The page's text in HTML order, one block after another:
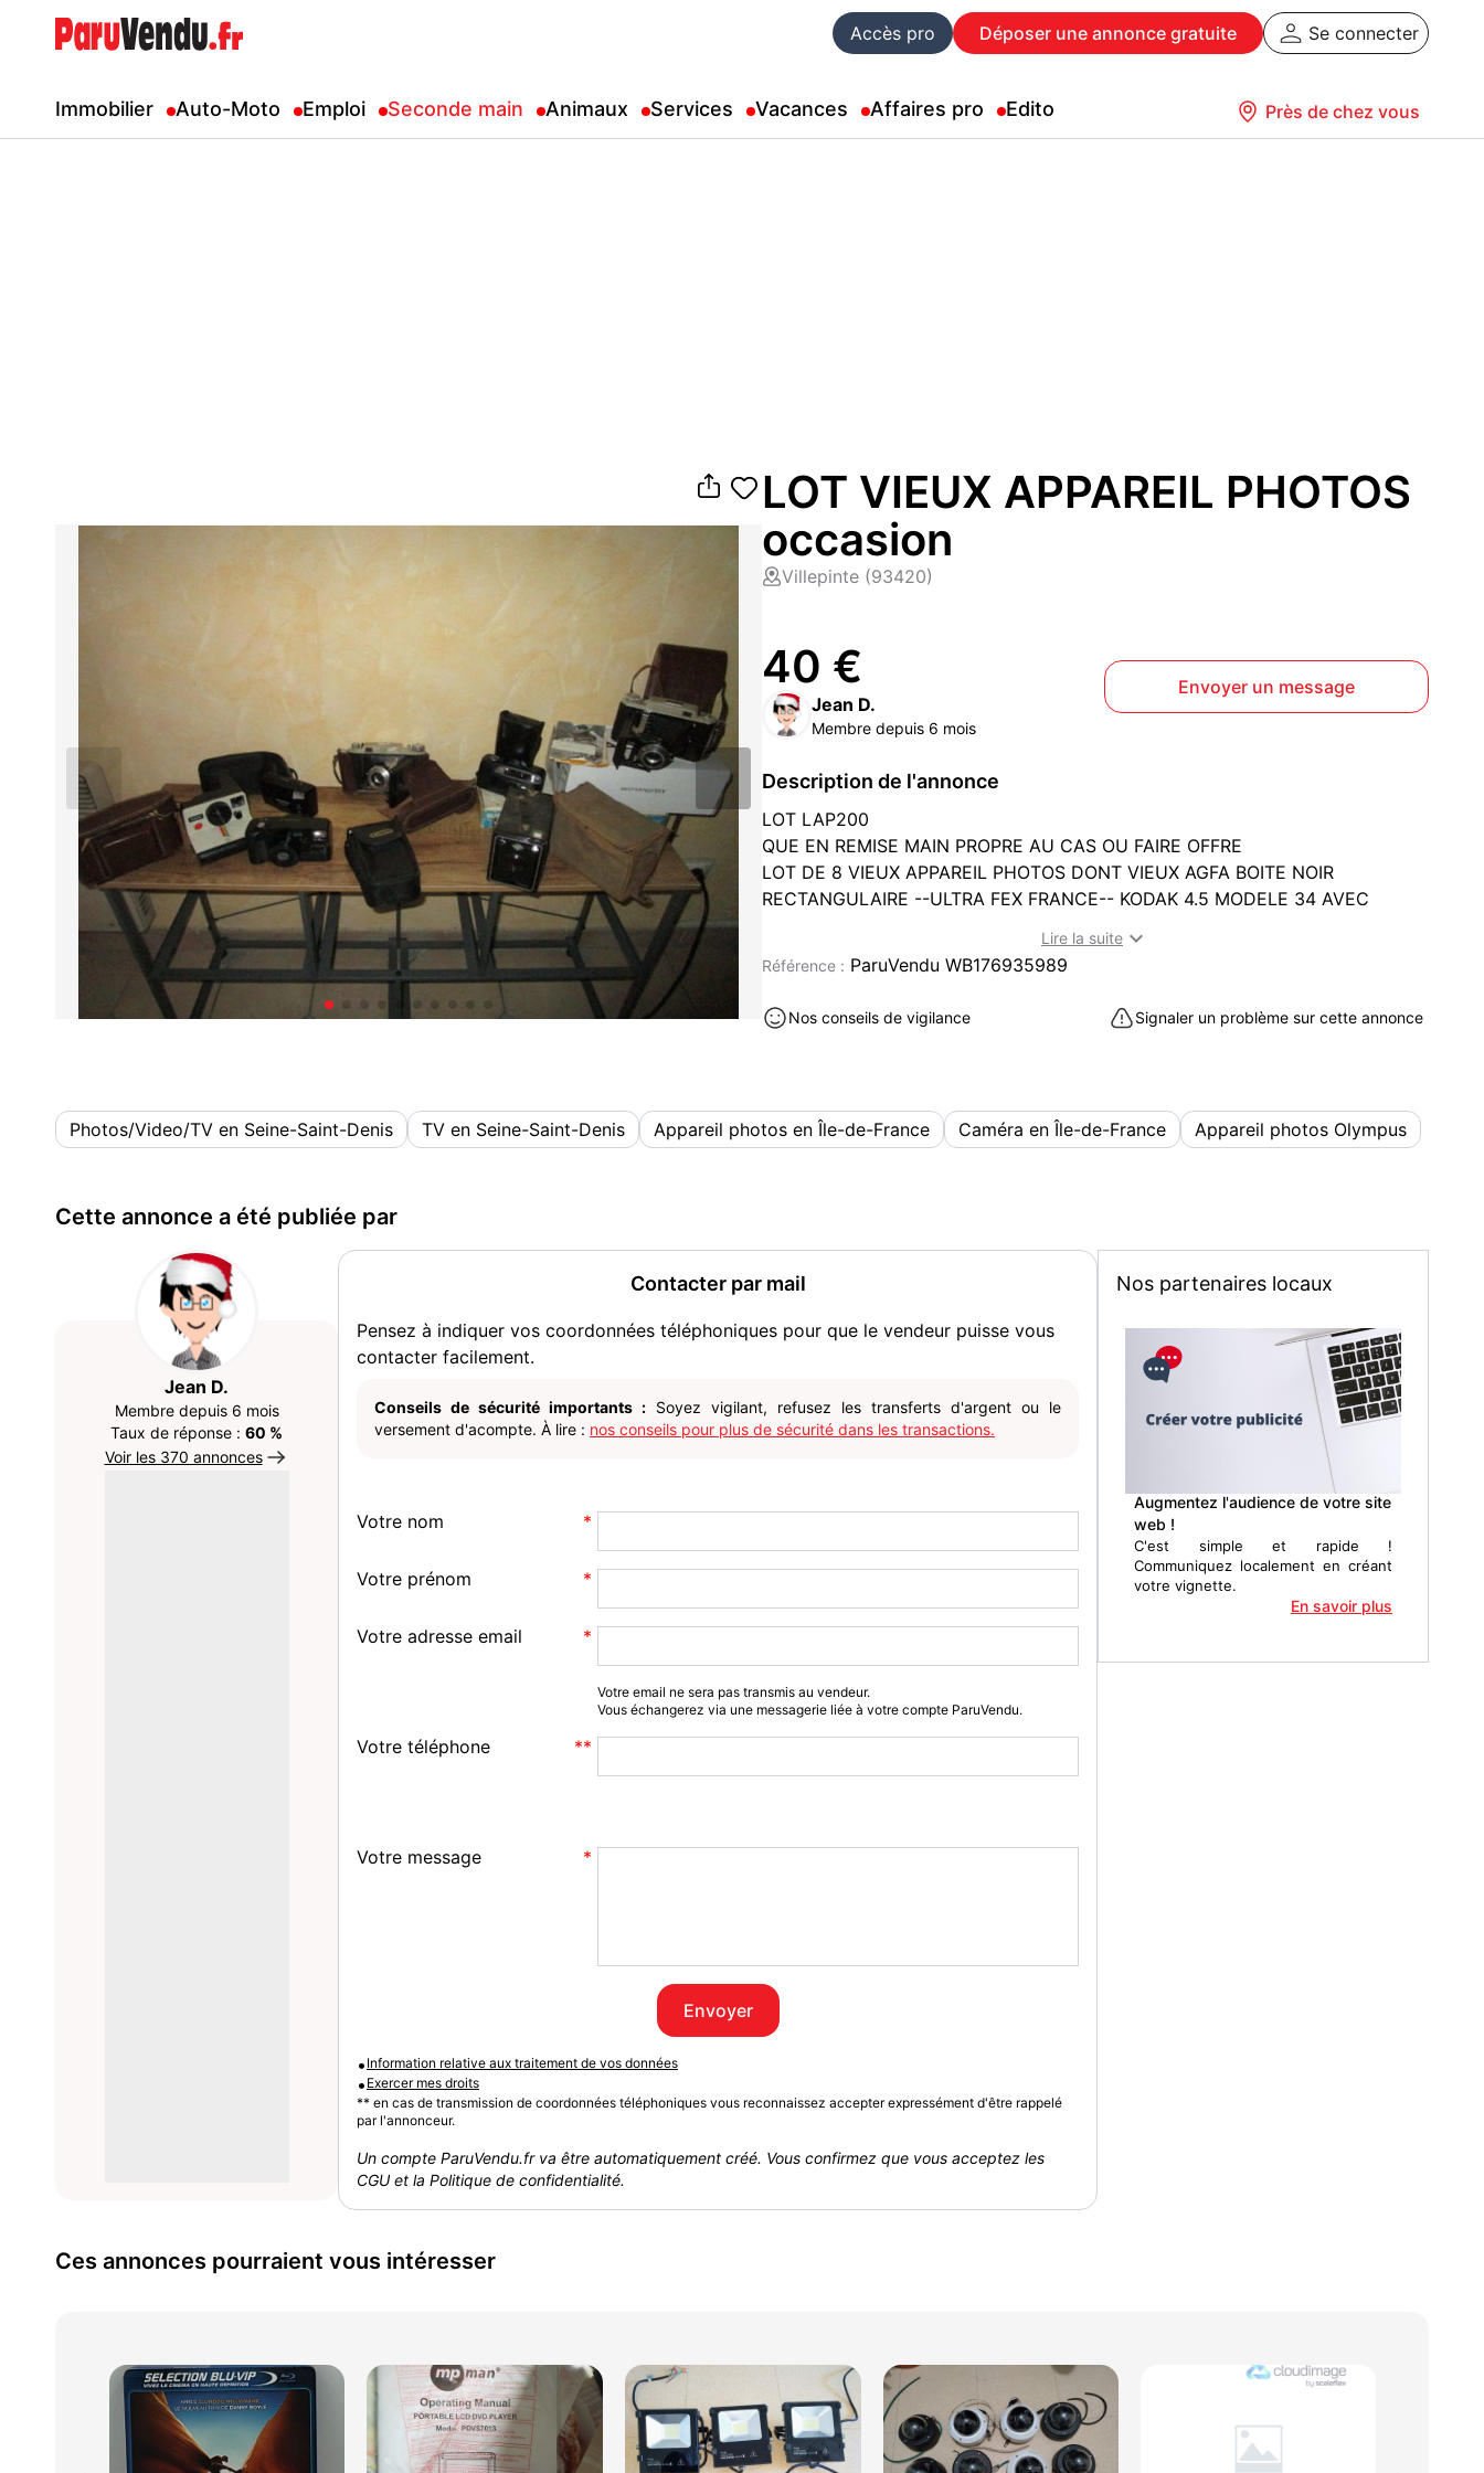
Accès pro Déposer une annonce gratuite Se connecter
Immobilier Auto-Moto Emploi Seconde main Animaux Services Vacances Affaires pro Edito Près de chez vous
LOT VIEUX APPAREIL PHOTOS
occasion
Villepinte (93420)
40 €
Jean D.
Membre depuis 6 mois
Envoyer un message
Description de l'annonce
LOT LAP200
QUE EN REMISE MAIN PROPRE AU CAS OU FAIRE OFFRE
LOT DE 8 VIEUX APPAREIL PHOTOS DONT VIEUX AGFA BOITE NOIR
RECTANGULAIRE --ULTRA FEX FRANCE-- KODAK 4.5 MODELE 34 AVEC
RICOH-- VIEUX KODAK 14 TP ETUI CUIR -- VOIR PHOTO
PH52038/47
Photos/Video/TV occasion à vendre à Villepinte (93420)
Lire la suite 
Référence : ParuVendu WB176935989
Nos conseils de vigilance Signaler un problème sur cette annonce
Photos/Video/TV en Seine-Saint-Denis TV en Seine-Saint-Denis Appareil photos en Île-de-France Caméra en Île-de-France Appareil photos Olympus
Cette annonce a été publiée par
Jean D.
Membre depuis 6 mois
Taux de réponse : 60 %
Voir les 370 annonces
Contacter par mail
Pensez à indiquer vos coordonnées téléphoniques pour que le vendeur puisse vous
contacter facilement.
Conseils de sécurité importants : Soyez vigilant, refusez les transferts d'argent ou le
versement d'acompte. À lire : nos conseils pour plus de sécurité dans les transactions.
Votre nom
Votre prénom
Votre adresse email
Votre email ne sera pas transmis au vendeur.
Vous échangerez via une messagerie liée à votre compte ParuVendu.
Votre téléphone
Votre message
Envoyer
• Information relative aux traitement de vos données
• Exercer mes droits
** en cas de transmission de coordonnées téléphoniques vous reconnaissez accepter expressément d'être rappelé
par l'annonceur.
Un compte ParuVendu.fr va être automatiquement créé. Vous confirmez que vous acceptez les
CGU et la Politique de confidentialité.
Nos partenaires locaux
Augmentez l'audience de votre site
web !
C'est simple et rapide !
Communiquez localement en créant
votre vignette.
En savoir plus
Ces annonces pourraient vous intéresser